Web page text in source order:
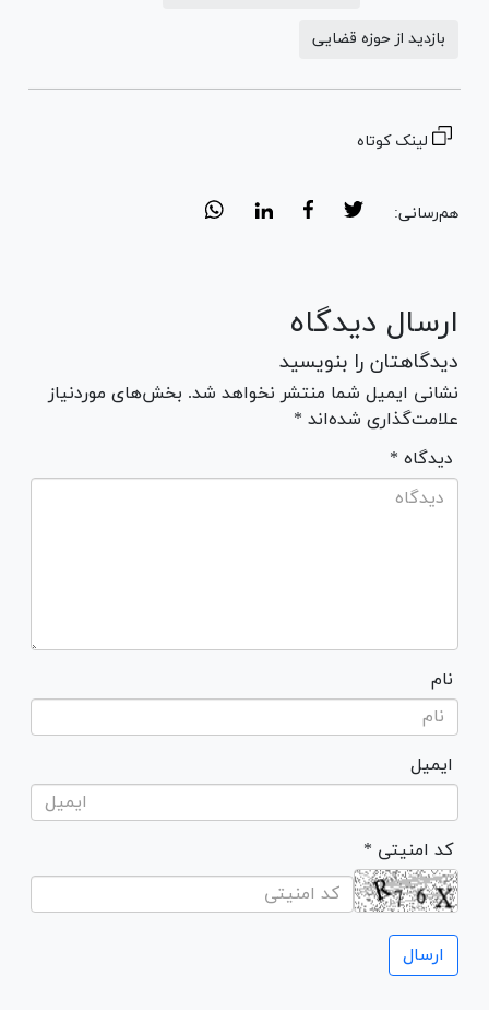
بازدید از حوزه قضایی
لینک کوتاه
هم‌رسانی:
ارسال دیدگاه
دیدگاهتان را بنویسید
نشانی ایمیل شما منتشر نخواهد شد. بخش‌های موردنیاز
علامت‌گذاری شده‌اند *
* دیدگاه
نام
ایمیل
* کد امنیتی